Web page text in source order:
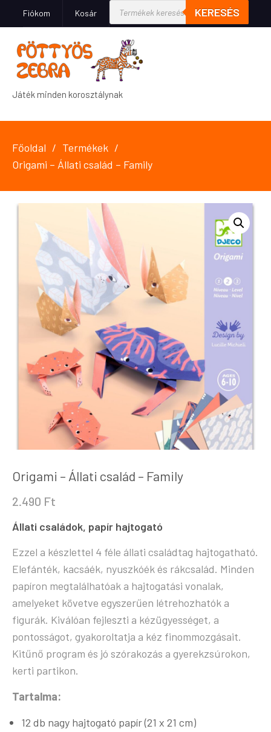
Fiókom Kosár KERESÉS
Játék minden korosztálynak
Főoldal
Termékek
Origami – Állati család – Family
Origami – Állati család – Family
2.490 Ft
Állati családok, papír hajtogató
Ezzel a készlettel 4 féle állati családtag hajtogatható.
Elefánték, kacsáék, nyuszkóék és rákcsalád. Minden
papíron megtalálhatóak a hajtogatási vonalak,
amelyeket követve egyszerűen létrehozhatók a
figurák. Kiválóan fejleszti a kézügyességet, a
pontosságot, gyakoroltatja a kéz finommozgásait.
Kitűnő program és jó szórakozás a gyerekzsúrokon,
kerti partikon.
Tartalma:
12 db nagy hajtogató papír (21 x 21 cm)